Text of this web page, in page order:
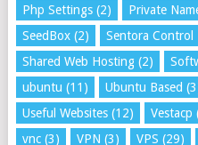
Php Settings(2) Private
SeedBox(2) Sentora Control
Shared Web Hosting(2)
ubuntu (11) Ubuntu Based
Useful Websites(12) Vestacp
vnc(3) VPN (3) VPS (29)